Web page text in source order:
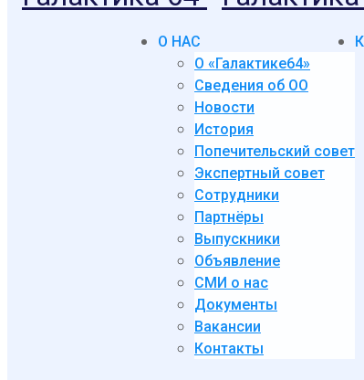
О НАС
О «Галактике64»
Сведения об ОО
Новости
История
Попечительский совет
Экспертный совет
Сотрудники
Партнёры
Выпускники
Объявление
СМИ о нас
Документы
Вакансии
Контакты